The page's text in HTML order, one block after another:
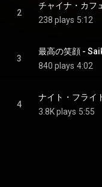
2
チャイナ・カフ
238 plays 5:12
3
最高の笑顔 -
840 plays 4:02
4
ナイト・フライ
3.8K plays 5:55